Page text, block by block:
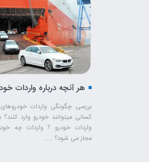
بررسی چگونگی واردات
کسانی میتوانند خودرو وارد کنند؟
واردات خودرو ؟ واردات چه
مجاز می شود؟ ....